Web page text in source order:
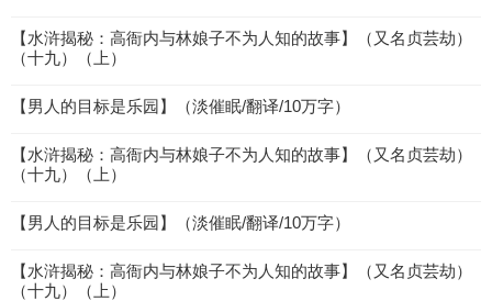
【水浒揭秘：高衙内与林娘子不为人知的故事】（又名贞芸劫）
（十九）（上）
【男人的目标是乐园】（淡催眠/翻译/10万字）
【水浒揭秘：高衙内与林娘子不为人知的故事】（又名贞芸劫）
（十九）（上）
【男人的目标是乐园】（淡催眠/翻译/10万字）
【水浒揭秘：高衙内与林娘子不为人知的故事】（又名贞芸劫）
（十九）（上）